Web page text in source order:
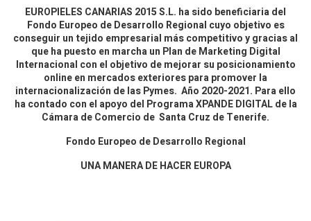
EUROPIELES CANARIAS 2015 S.L. ha sido beneficiaria del
Fondo Europeo de Desarrollo Regional cuyo objetivo es
conseguir un tejido empresarial más competitivo y gracias al
que ha puesto en marcha un Plan de Marketing Digital
Internacional con el objetivo de mejorar su posicionamiento
online en mercados exteriores para promover la
internacionalización de las Pymes. Año 2020-2021. Para ello
ha contado con el apoyo del Programa XPANDE DIGITAL de la
Cámara de Comercio de Santa Cruz de Tenerife.
Fondo Europeo de Desarrollo Regional
UNA MANERA DE HACER EUROPA